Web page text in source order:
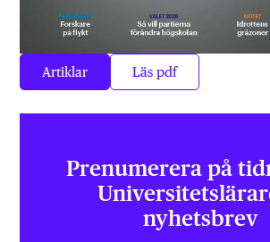
Artiklar Läs pdf
Prenumerera på
nyhetsbrev